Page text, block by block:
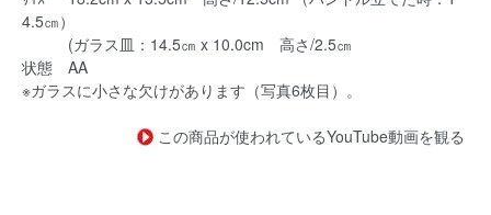
4.5㎝）
(ガラス皿：14.5㎝ x 10.0cm 高さ/2.5㎝
状態 AA
※ガラスに小さな欠けがあります（写真6枚目）。
この商品が使われているYouTube動画を観る